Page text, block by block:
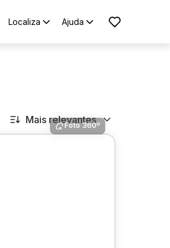
Localiza Ajuda
Mais relevantes
Foto 360º